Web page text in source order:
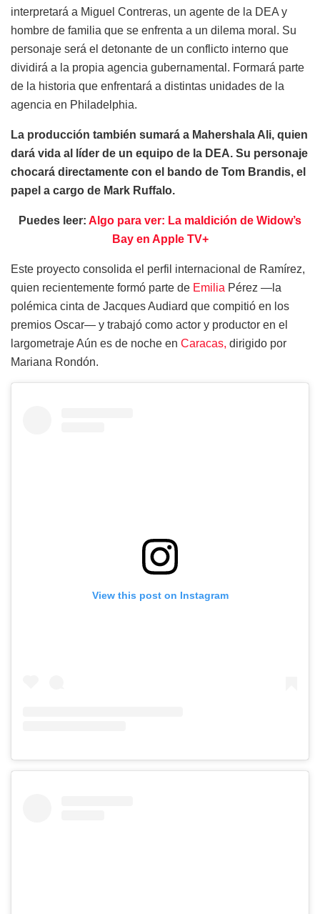
interpretará a Miguel Contreras, un agente de la DEA y
hombre de familia que se enfrenta a un dilema moral. Su
personaje será el detonante de un conflicto interno que
dividirá a la propia agencia gubernamental. Formará parte
de la historia que enfrentará a distintas unidades de la
agencia en Philadelphia.
La producción también sumará a Mahershala Ali, quien
dará vida al líder de un equipo de la DEA. Su personaje
chocará directamente con el bando de Tom Brandis, el
papel a cargo de Mark Ruffalo.
Puedes leer: Algo para ver: La maldición de Widow’s
Bay en Apple TV+
Este proyecto consolida el perfil internacional de Ramírez,
quien recientemente formó parte de Emilia Pérez —la
polémica cinta de Jacques Audiard que compitió en los
premios Oscar— y trabajó como actor y productor en el
largometraje Aún es de noche en Caracas, dirigido por
Mariana Rondón.
View this post on Instagram